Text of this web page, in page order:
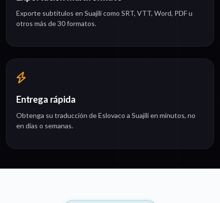
Exporte subtítulos en Suajili como SRT, VTT, Word, PDF u
otros más de 30 formatos.
Entrega rápida
Obtenga su traducción de Eslovaco a Suajili en minutos, no
en días o semanas.